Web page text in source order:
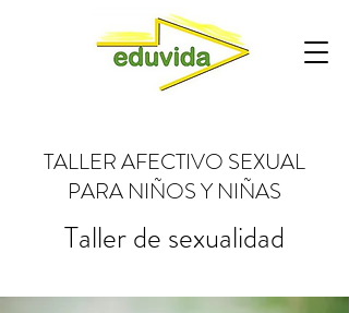
TALLER AFECTIVO SEXUAL
PARA NIÑOS Y NIÑAS
Taller de sexualidad